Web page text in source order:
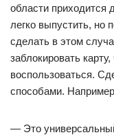
области приходится
легко выпустить, но
сделать в этом
заблокировать
воспользоваться.
способами.
— Это